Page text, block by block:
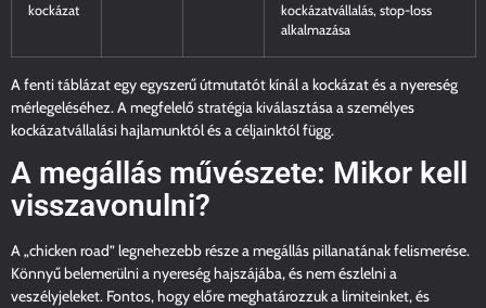
kockázat
kockázatvállalás, stop-loss
alkalmazása
A fenti táblázat egy egyszerű útmutatót kínál a kockázat és a nyereség
mérlegeléséhez. A megfelelő stratégia kiválasztása a személyes
kockázatvállalási hajlamunktól és a céljainktól függ.
A megállás művészete: Mikor kell
visszavonulni?
A „chicken road” legnehezebb része a megállás pillanatának felismerése.
Könnyű belemerülni a nyereség hajszájába, és nem észlelni a
veszélyjeleket. Fontos, hogy előre meghatározzuk a limiteinket, és